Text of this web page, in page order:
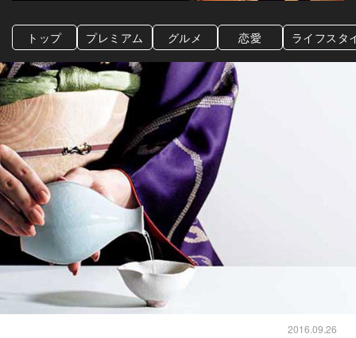
トップ プレミアム グルメ 恋愛 ライフスタ
2016.09.26